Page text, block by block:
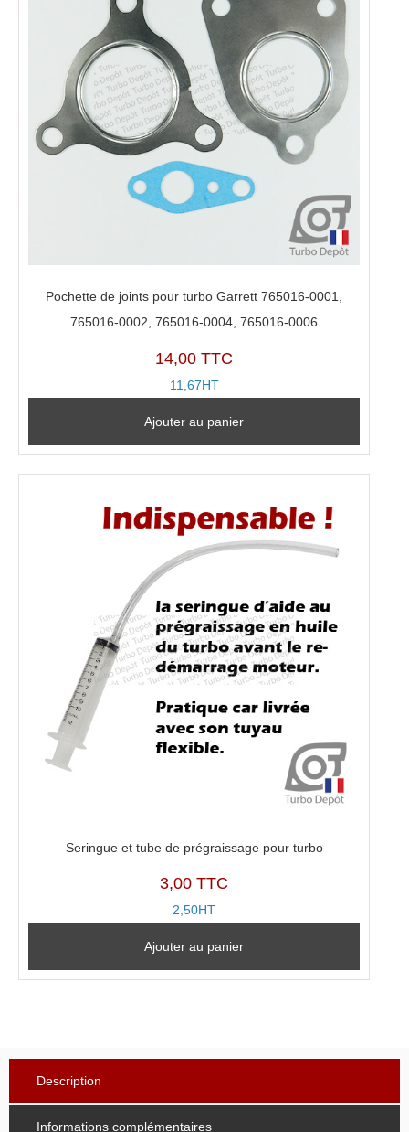
Pochette de joints pour turbo Garrett 765016-0001,
765016-0002, 765016-0004, 765016-0006
14,00 TTC
11,67HT
Ajouter au panier
Seringue et tube de prégraissage pour turbo
3,00 TTC
2,50HT
Ajouter au panier
Description
Informations complémentaires